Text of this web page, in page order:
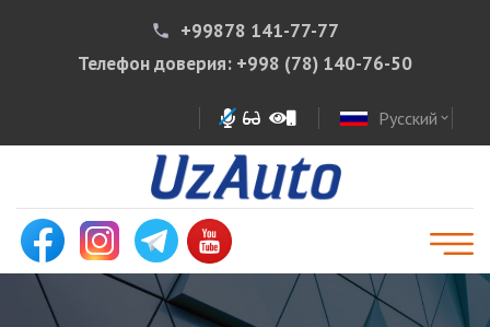
phone
+99878 141-77-77
Телефон доверия: +998 (78) 140-76-50
Русский expand_more